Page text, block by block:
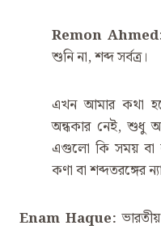
Remon
শুনি না, শব্দ সর্বত্র।
এখন আমার কথা
অন্ধকার নেই, শুধু
এগুলো কি সময় বা
কণা বা শব্দতরঙ্গের
Enam Haque: